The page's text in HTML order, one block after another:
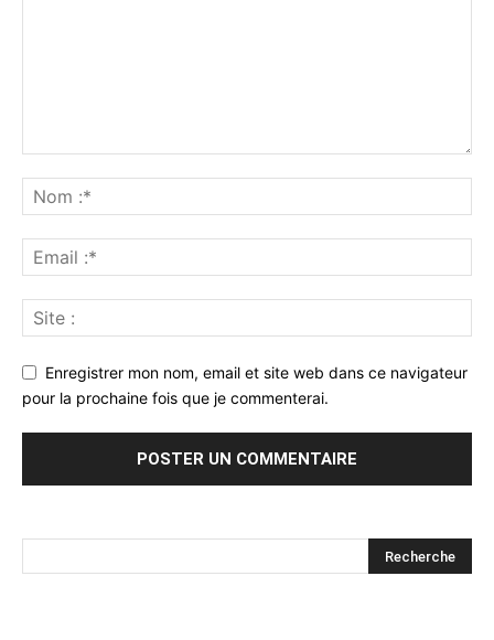
Enregistrer mon nom, email et site web dans ce navigateur
pour la prochaine fois que je commenterai.